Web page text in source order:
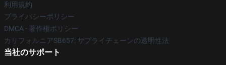
利用規約
プライバシーポリシー
DMCA - 著作権ポリシー
カリフォルニアSB657: サプライチェーンの透明性法
当社のサポート